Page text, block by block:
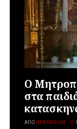
Ο
στα
ΑΠΌ NEWSROOM